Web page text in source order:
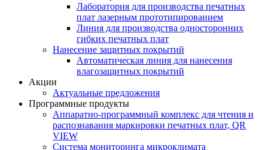
Лаборатория для производства печатных
плат лазерным прототипированием
Линия для производства односторонних
гибких печатных плат
Нанесение защитных покрытий
Автоматическая линия для нанесения
влагозащитных покрытий
Акции
Актуальные предложения
Программные продукты
Аппаратно-программный комплекс для чтения и
распознавания маркировки печатных плат, QR
VIEW
Система мониторинга микроклимата